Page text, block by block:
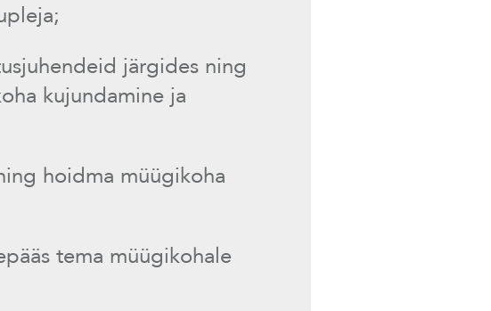
järgides ning
kujundamine ja
hoidma müügikoha
tema müügikohale